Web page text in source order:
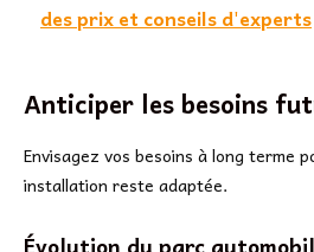
des prix et conseils d'experts
Anticiper les besoins
Envisagez vos besoins à long terme
installation reste adaptée.